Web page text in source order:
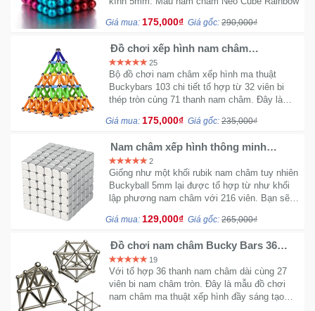
Giá mua: 175,000₫ Giá gốc: 290,000₫
Đồ chơi xếp hình nam châm
Buckybars 103 chi tiết màu P4
25
Bộ đồ chơi nam châm xếp hình ma thuật
Buckybars 103 chi tiết tổ hợp từ 32 viên bi
thép tròn cùng 71 thanh nam châm. Đây là
những giờ học căng thẳng.
Giá mua: 175,000₫ Giá gốc: 235,000₫
Nam châm xếp hình thông minh
vuông buckyneo Neocube 5mm
2
Giống như một khối rubik nam châm tuy nhiên
Buckyball 5mm lại được tổ hợp từ như khối
lập phương nam châm với 216 viên. Bạn sẽ
của nó.
Giá mua: 129,000₫ Giá gốc: 265,000₫
Đồ chơi nam châm Bucky Bars 36
thanh 27 viên NC535
19
Với tổ hợp 36 thanh nam châm dài cùng 27
viên bi nam châm tròn. Đây là mẫu đồ chơi
nam châm ma thuật xếp hình đầy sáng tạo